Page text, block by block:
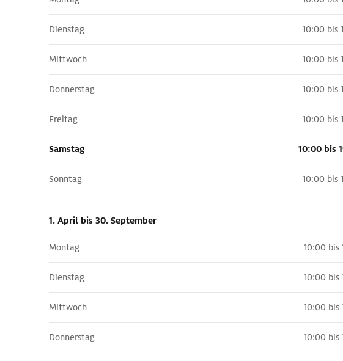
Dienstag 10:00 bis
Mittwoch 10:00 bis
Donnerstag 10:00 bis
Freitag 10:00 bis
Samstag 10:00 bis
Sonntag 10:00 bis
1. April bis 30. September
Montag 10:00 bis
Dienstag 10:00 bis
Mittwoch 10:00 bis
Donnerstag 10:00 bis